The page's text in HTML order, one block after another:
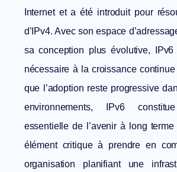
Internet et a été introduit pour
d’IPv4. Avec son espace
sa conception plus évolutive,
nécessaire à la croissance continue
que l’adoption reste progressive
environnements, IPv6
essentielle de l’avenir à long terme
élément critique à prendre en
organisation planifiant une